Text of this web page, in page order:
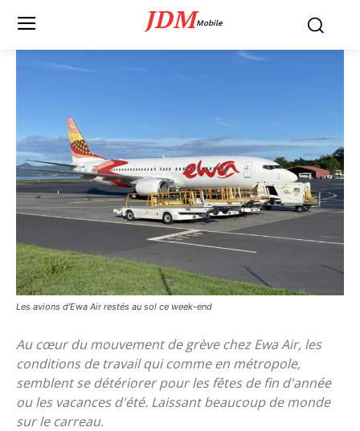
JDMMobile
Les avions d'Ewa Air restés au sol ce week-end
Au cœur du mouvement de grève chez Ewa Air, les
conditions de travail qui comme en métropole,
semblent se détériorer pour les fêtes de fin d'année
ou les vacances d'été. Laissant beaucoup de monde
sur le carreau.